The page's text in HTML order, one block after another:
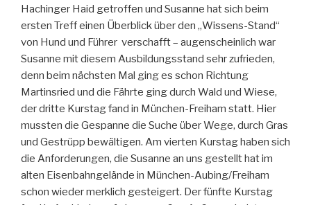
Hachinger Haid getroffen und Susanne hat sich beim
ersten Treff einen Überblick über den „Wissens-Stand“
von Hund und Führer verschafft – augenscheinlich war
Susanne mit diesem Ausbildungsstand sehr zufrieden,
denn beim nächsten Mal ging es schon Richtung
Martinsried und die Fährte ging durch Wald und Wiese,
der dritte Kurstag fand in München-Freiham statt. Hier
mussten die Gespanne die Suche über Wege, durch Gras
und Gestrüpp bewältigen. Am vierten Kurstag haben sich
die Anforderungen, die Susanne an uns gestellt hat im
alten Eisenbahngelände in München-Aubing/Freiham
schon wieder merklich gesteigert. Der fünfte Kurstag